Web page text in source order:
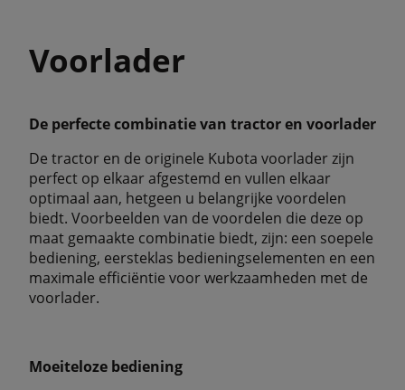
Voorlader
De perfecte combinatie van tractor en voorlader
De tractor en de originele Kubota voorlader zijn
perfect op elkaar afgestemd en vullen elkaar
optimaal aan, hetgeen u belangrijke voordelen
biedt. Voorbeelden van de voordelen die deze op
maat gemaakte combinatie biedt, zijn: een soepele
bediening, eersteklas bedieningselementen en een
maximale efficiëntie voor werkzaamheden met de
voorlader.
Moeiteloze bediening